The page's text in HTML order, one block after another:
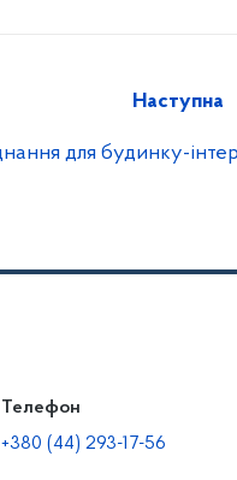
Наступна
для будинку-
Діяльність
Роботодавцям
Телефон
+380 (44) 293-17-56